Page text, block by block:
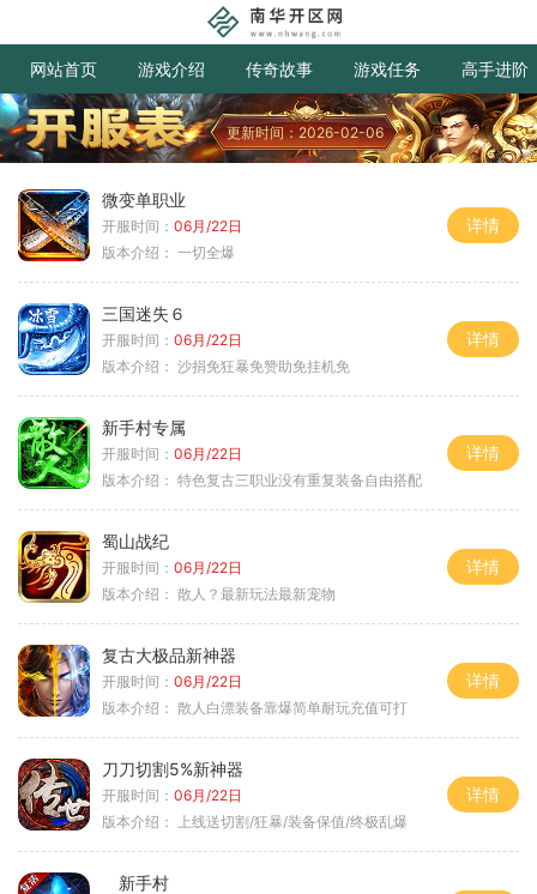
网站首页 游戏介绍 传奇故事 游戏任务 高手进阶
更新时间：2026-02-06
微变单职业
开服时间： 06月/22日
版本介绍： 一切全爆
详情
三国迷失６
开服时间： 06月/22日
版本介绍： 沙捐免狂暴免赞助免挂机免
详情
新手村专属
开服时间： 06月/22日
版本介绍： 特色复古三职业没有重复装备自由搭配
详情
蜀山战纪
开服时间： 06月/22日
版本介绍： 散人？最新玩法最新宠物
详情
复古大极品新神器
开服时间： 06月/22日
版本介绍： 散人白漂装备靠爆简单耐玩充值可打
详情
刀刀切割5%新神器
开服时间： 06月/22日
版本介绍：
上线送切割/狂暴/装备保值/终极乱爆
详情
新手村